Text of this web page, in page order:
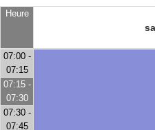
Heure
07:00 -
07:15
07:15 -
07:30
07:30 -
07:45